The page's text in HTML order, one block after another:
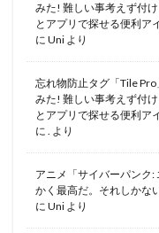
みた! 難しい事考えず付
とアプリで探せる便利ア
に Uni より
忘れ物防止タグ「Tile
みた! 難しい事考えず付
とアプリで探せる便利ア
に . より
アニメ「サイバーパンク
かく最高だ。それしかな
に Uni より